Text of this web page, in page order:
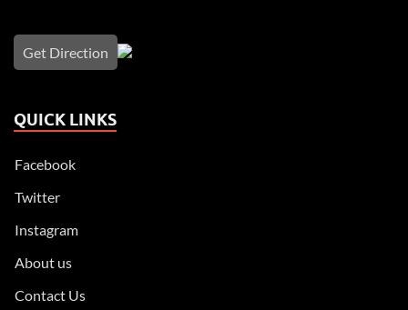
Get Direction
QUICK LINKS
Facebook
Twitter
Instagram
About us
Contact Us